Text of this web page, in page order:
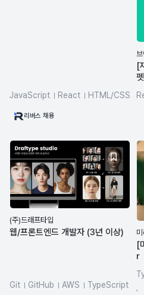
JavaScript React
HTML/CSS
리버스 채용
[
(주)드래프타입
웹/프론트엔드 개발자 (3년 이상)
Git GitHub AWS
TypeScript
미
[
r